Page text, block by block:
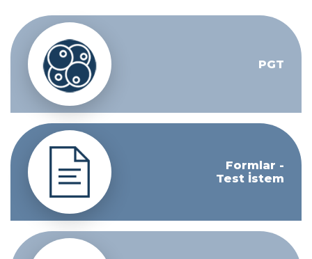
PGT
Formlar -
Test İstem